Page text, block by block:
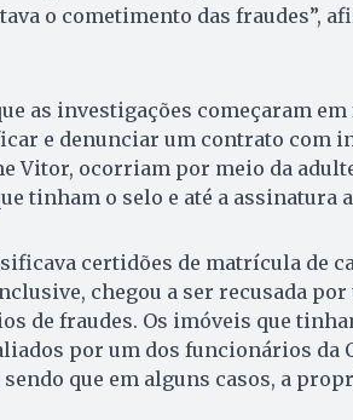
o cometimento das fraudes”,
as investigações começaram
e denunciar um contrato com
Vitor, ocorriam por meio da
tinham o selo e até a assinatura
certidões de matrícula de
chegou a ser recusada
de fraudes. Os imóveis que
por um dos funcionários da
que em alguns casos, a